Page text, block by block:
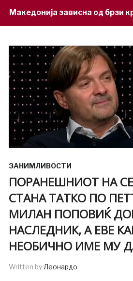
од брзи кредити –
ЗАНИМЛИВОСТИ
ПОРАНЕШНИОТ НА
СТАНА ТАТКО ПО
МИЛАН ПОПОВИЌ
НАСЛЕДНИК, А ЕВЕ
НЕОБИЧНО ИМЕ МУ
Written byЛеонардо